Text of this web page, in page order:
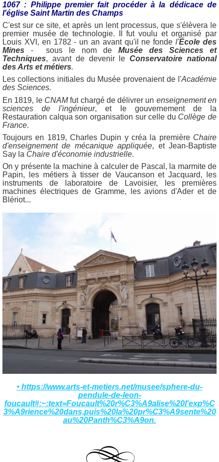
1067 : Philippe premier fait procéder à la dédicace de
l'église Saint Martin des Champs
C'est sur ce site, et après un lent processus, que s'élèvera le
premier musée de technologie. Il fut voulu et organisé par
Louis XVI, en 1782 - un an avant qu'il ne fondel'École des
Mines - sous le nom de Musée des Sciences et
Techniques, avant de devenir leConservatoire national
des Arts et métiers.
Les collections initiales du Musée provenaient de l'Académie
des Sciences.
En 1819, le CNAMfut chargé de délivrer un enseignement en
sciences de l'ingénieur, et le gouvernement de la
Restauration calqua son organisation sur celle du Collège de
France.
Toujours en 1819, Charles Dupin y créa la première Chaire
d'enseignement de mécanique appliquée, et Jean-Baptiste
Say la Chaire d'économie industrielle.
On y présente la machine à calculer de Pascal, la marmite de
Papin, les métiers à tisser de Vaucanson et Jacquard, les
instruments de laboratoire de Lavoisier, les premières
machines électriques de Gramme, les avions d'Ader et de
Blériot...
• https://www.arts-et-metiers.net/musee/sphere-du-
pendule-de-leon-
foucault#:~:text=Foucault%20r%C3%A9alise%20l'exp%C
3%A9rience%20dans,puis%20la%20pr%C3%A9sente%20
au%20Panth%C3%A9on.